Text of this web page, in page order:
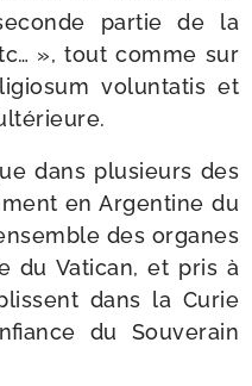
par­tie de la
», tout comme sur
volun­ta­tis et
dans plu­sieurs des
en Argentine du
des organes
du Vatican, et pris à
dans la Curie
du Souverain